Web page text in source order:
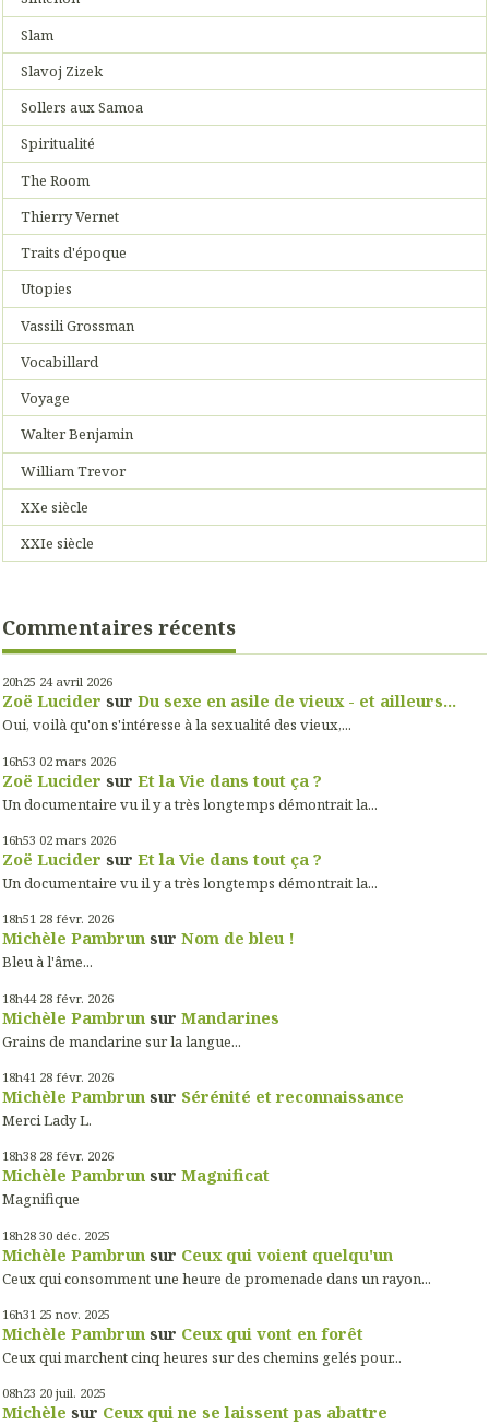
Slam
Slavoj Zizek
Sollers aux Samoa
Spiritualité
The Room
Thierry Vernet
Traits d'époque
Utopies
Vassili Grossman
Vocabillard
Voyage
Walter Benjamin
William Trevor
XXe siècle
XXIe siècle
Commentaires récents
20h25 24 avril 2026
Zoë Lucider sur Du sexe en asile de vieux - et ailleurs...
Oui, voilà qu'on s'intéresse à la sexualité des vieux,...
16h53 02 mars 2026
Zoë Lucider sur Et la Vie dans tout ça ?
Un documentaire vu il y a très longtemps démontrait la...
16h53 02 mars 2026
Zoë Lucider sur Et la Vie dans tout ça ?
Un documentaire vu il y a très longtemps démontrait la...
18h51 28 févr. 2026
Michèle Pambrun sur Nom de bleu !
Bleu à l'âme...
18h44 28 févr. 2026
Michèle Pambrun sur Mandarines
Grains de mandarine sur la langue...
18h41 28 févr. 2026
Michèle Pambrun sur Sérénité et reconnaissance
Merci Lady L.
18h38 28 févr. 2026
Michèle Pambrun sur Magnificat
Magnifique
18h28 30 déc. 2025
Michèle Pambrun sur Ceux qui voient quelqu'un
Ceux qui consomment une heure de promenade dans un rayon...
16h31 25 nov. 2025
Michèle Pambrun sur Ceux qui vont en forêt
Ceux qui marchent cinq heures sur des chemins gelés pour...
08h23 20 juil. 2025
Michèle sur Ceux qui ne se laissent pas abattre